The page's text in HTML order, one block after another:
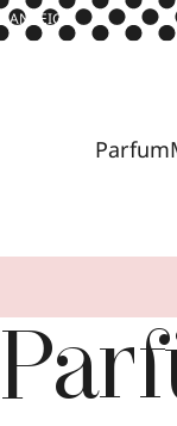
ANZEIGE
Parfum